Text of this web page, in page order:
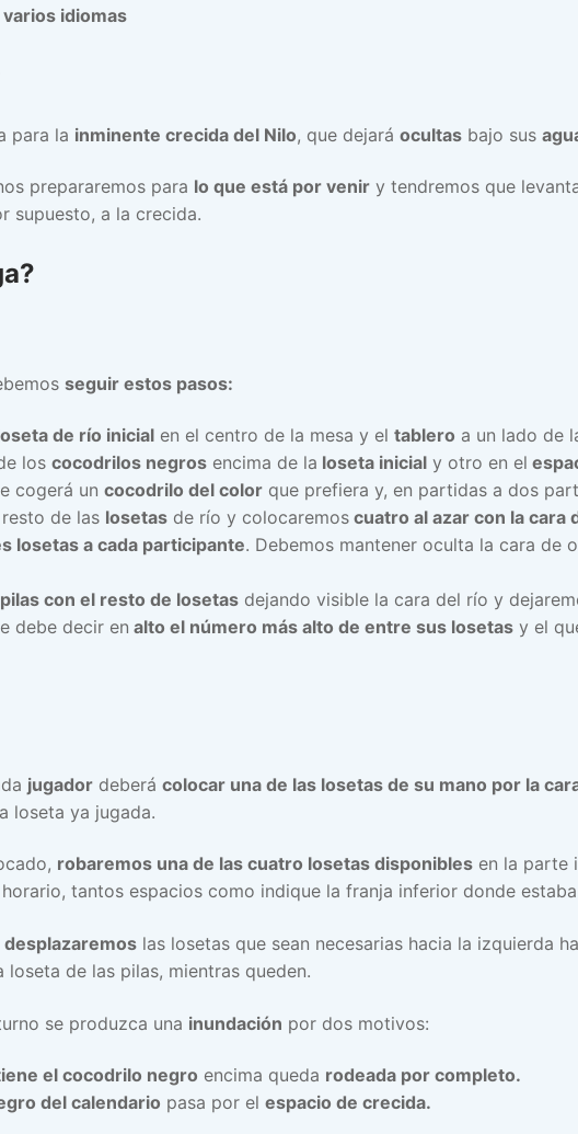
idiomas
para la inminente crecida del Nilo, que dejará ocultas bajo sus
prepararemos para lo que está por venir y tendremos que
supuesto, a la crecida.
seguir estos pasos:
de río inicialen el centro de la mesa y el tablero a un lado de
los cocodrilos negrosencima de la loseta inicialy otro en el
cogerá un cocodrilo del colorque prefiera y, en partidas a dos
de las losetasde río y colocaremoscuatro al azar con la cara
losetas a cada participante. Debemos mantener oculta la cara de
con el resto de losetasdejando visible la cara del río y
debe decir en alto el número más alto de entre sus losetasy el
jugador deberá colocar una de las losetas de su mano por la
loseta ya jugada.
robaremos una de las cuatro losetas disponibles en la parte
tantos espacios como indique la franja inferior donde
desplazaremos las losetas que sean necesarias hacia la izquierda
loseta de las pilas, mientras queden.
se produzca una inundación por dos motivos:
el cocodrilo negro encima queda rodeada por completo.
del calendario pasa por el espacio de crecida.